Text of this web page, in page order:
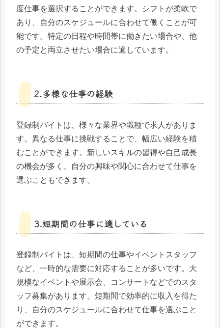
度仕事を選択することができます。シフトが柔軟で
あり、自分のスケジュールに合わせて働くことが可
能です。特定の日程や時間帯に働きたい場合や、他
の予定と両立させたい場合に適しています。
2.多様な仕事の経験
登録制バイトは、様々な業界や職種で求人がありま
す。異なる仕事に挑戦することで、幅広い経験を積
むことができます。新しいスキルの習得や自己成長
の機会が多く、自分の興味や関心に合わせて仕事を
選ぶこともできます。
3.短期間の仕事に適している
登録制バイトは、短期間の仕事やイベントスタッフ
など、一時的な需要に対応することが多いです。大
規模なイベントや展示会、コンサートなどでのスタ
ッフ募集があります。短期間で効率的に収入を得た
り、自分のスケジュールに合わせて仕事を選ぶこと
ができます。